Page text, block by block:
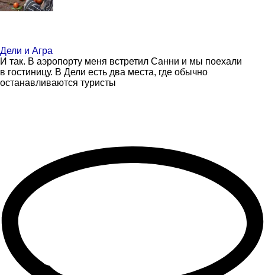
Дели и Агра
И так. В аэропорту меня встретил Санни и мы поехали
в гостиницу. В Дели есть два места, где обычно
останавливаются туристы